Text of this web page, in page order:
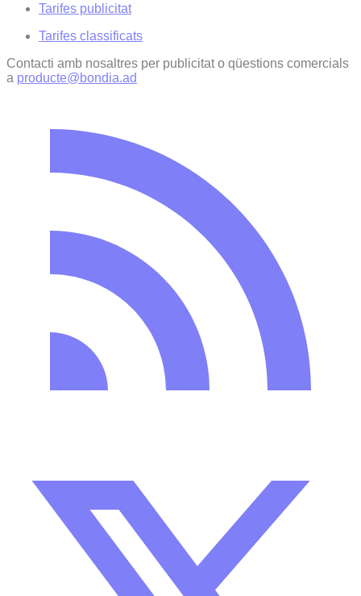
Tarifes publicitat
Tarifes classificats
Contacti amb nosaltres per publicitat o qüestions comercials
a producte@bondia.ad